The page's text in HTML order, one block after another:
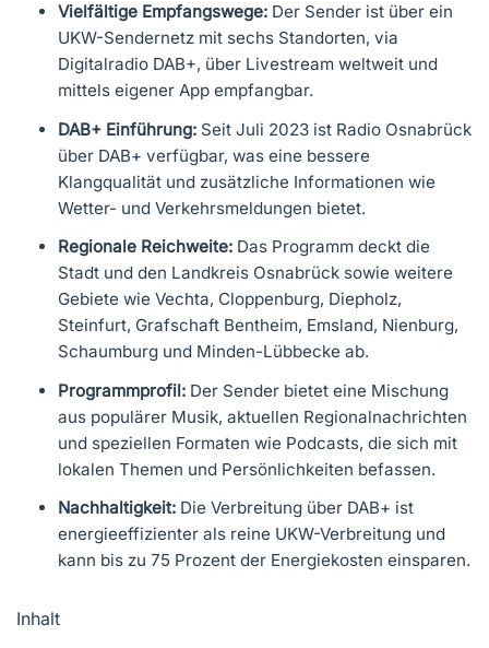
Vielfältige Empfangswege: Der Sender ist über ein
UKW-Sendernetz mit sechs Standorten, via
Digitalradio DAB+, über Livestream weltweit und
mittels eigener App empfangbar.
DAB+ Einführung: Seit Juli 2023 ist Radio Osnabrück
über DAB+ verfügbar, was eine bessere
Klangqualität und zusätzliche Informationen wie
Wetter- und Verkehrsmeldungen bietet.
Regionale Reichweite: Das Programm deckt die
Stadt und den Landkreis Osnabrück sowie weitere
Gebiete wie Vechta, Cloppenburg, Diepholz,
Steinfurt, Grafschaft Bentheim, Emsland, Nienburg,
Schaumburg und Minden-Lübbecke ab.
Programmprofil: Der Sender bietet eine Mischung
aus populärer Musik, aktuellen Regionalnachrichten
und speziellen Formaten wie Podcasts, die sich mit
lokalen Themen und Persönlichkeiten befassen.
Nachhaltigkeit: Die Verbreitung über DAB+ ist
energieeffizienter als reine UKW-Verbreitung und
kann bis zu 75 Prozent der Energiekosten einsparen.
Inhalt